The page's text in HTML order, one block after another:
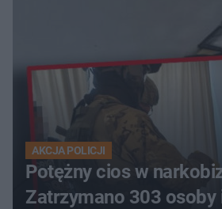
AKCJA POLICJI
Potężny cios w
Zatrzymano 303 osoby i przejęto 72